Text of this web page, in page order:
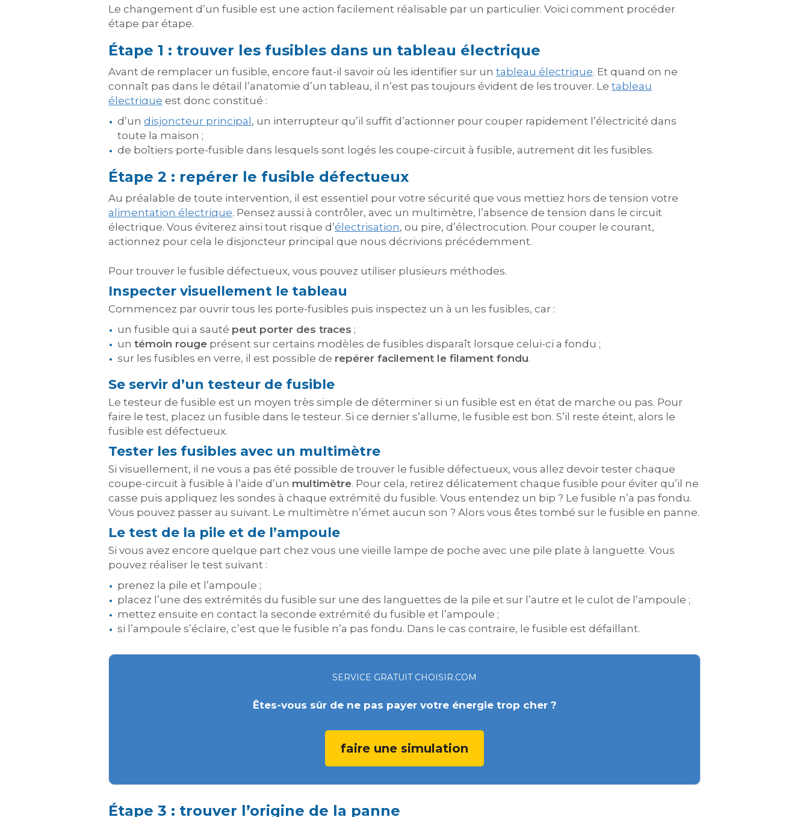
Le changement d’un fusible est une action facilement réalisable par un particulier. Voici comment procéder
étape par étape.
Étape 1 : trouver les fusibles dans un tableau électrique
Avant de remplacer un fusible, encore faut-il savoir où les identifier sur un tableau électrique. Et quand on ne
connaît pas dans le détail l’anatomie d’un tableau, il n’est pas toujours évident de les trouver. Le tableau
électrique est donc constitué :
d’un disjoncteur principal , un interrupteur qu’il suffit d’actionner pour couper rapidement l’électricité dans
toute la maison ;
de boîtiers porte-fusible dans lesquels sont logés les coupe-circuit à fusible, autrement dit les fusibles.
Étape 2 : repérer le fusible défectueux
Au préalable de toute intervention, il est essentiel pour votre sécurité que vous mettiez hors de tension votre
alimentation électrique. Pensez aussi à contrôler, avec un multimètre, l’absence de tension dans le circuit
électrique. Vous éviterez ainsi tout risque d’électrisation, ou pire, d’électrocution. Pour couper le courant,
actionnez pour cela le disjoncteur principal que nous décrivions précédemment.
Pour trouver le fusible défectueux, vous pouvez utiliser plusieurs méthodes.
Inspecter visuellement le tableau
Commencez par ouvrir tous les porte-fusibles puis inspectez un à un les fusibles, car :
un fusible qui a sauté peut porter des traces ;
un témoin rouge présent sur certains modèles de fusibles disparaît lorsque celui-ci a fondu ;
sur les fusibles en verre, il est possible de repérer facilement le filament fondu.
Se servir d’un testeur de fusible
Le testeur de fusible est un moyen très simple de déterminer si un fusible est en état de marche ou pas. Pour
faire le test, placez un fusible dans le testeur. Si ce dernier s’allume, le fusible est bon. S’il reste éteint, alors le
fusible est défectueux.
Tester les fusibles avec un multimètre
Si visuellement, il ne vous a pas été possible de trouver le fusible défectueux, vous allez devoir tester chaque
coupe-circuit à fusible à l’aide d’un multimètre. Pour cela, retirez délicatement chaque fusible pour éviter qu’il ne
casse puis appliquez les sondes à chaque extrémité du fusible. Vous entendez un bip ? Le fusible n’a pas fondu.
Vous pouvez passer au suivant. Le multimètre n’émet aucun son ? Alors vous êtes tombé sur le fusible en panne.
Le test de la pile et de l’ampoule
Si vous avez encore quelque part chez vous une vieille lampe de poche avec une pile plate à languette. Vous
pouvez réaliser le test suivant :
prenez la pile et l’ampoule ;
placez l’une des extrémités du fusible sur une des languettes de la pile et sur l’autre et le culot de l’ampoule ;
mettez ensuite en contact la seconde extrémité du fusible et l’ampoule ;
si l’ampoule s’éclaire, c’est que le fusible n’a pas fondu. Dans le cas contraire, le fusible est défaillant.
SERVICE GRATUIT CHOISIR.COM
Êtes-vous sûr de ne pas payer votre énergie trop cher ?
faire une simulation
Étape 3 : trouver l’origine de la panne